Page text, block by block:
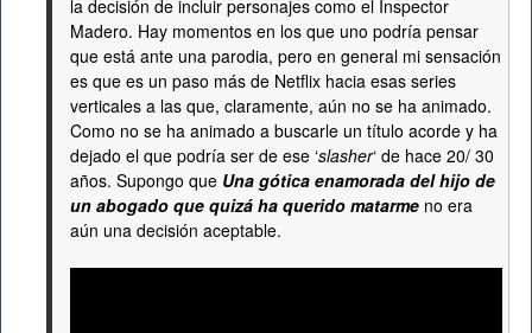
la decisión de incluir personajes como el Inspector
Madero. Hay momentos en los que uno podría pensar
que está ante una parodia, pero en general mi sensación
es que es un paso más de Netflix hacia esas series
verticales a las que, claramente, aún no se ha animado.
Como no se ha animado a buscarle un título acorde y ha
dejado el que podría ser de ese ‘slasher‘ de hace 20/ 30
años. Supongo que Una gótica enamorada del hijo de
un abogado que quizá ha querido matarme no era
aún una decisión aceptable.